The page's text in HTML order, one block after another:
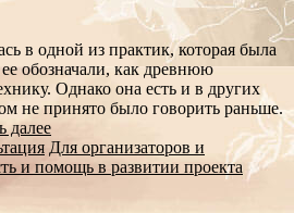
в одной из практик, которая была
обозначали, как древнюю
Однако она есть и в других
не принято было говорить раньше.
далее
Для организаторов и
и помощь в развитии проекта